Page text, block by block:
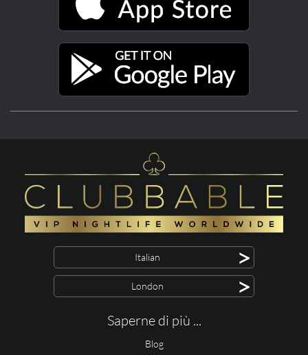
Italian >
London >
Saperne di più ...
Blog